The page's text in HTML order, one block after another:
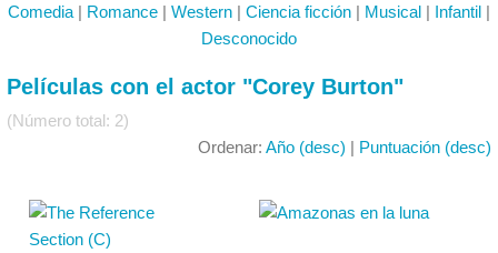
Comedia | Romance | Western | Ciencia ficción | Musical | Infantil |
Desconocido
Películas con el actor "Corey Burton"
(Número total: 2)
Ordenar: Año (desc) | Puntuación (desc)